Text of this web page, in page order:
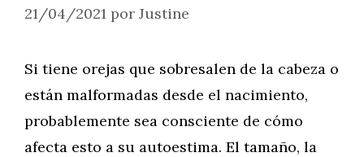
21/04/2021 por Justine
Si tiene orejas que sobresalen de la cabeza o
están malformadas desde el nacimiento,
probablemente sea consciente de cómo
afecta esto a su autoestima. El tamaño, la